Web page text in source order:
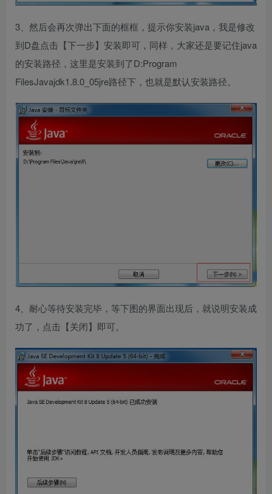
3、然后会再次弹出下面的框框，提示你安装java，我是修改
到D盘点击【下一步】安装即可，同样，大家还是要记住java
的安装路径，这里是安装到了D:Program
FilesJavajdk1.8.0_05jre路径下，也就是默认安装路径。
4、耐心等待安装完毕，等下图的界面出现后，就说明安装成
功了，点击【关闭】即可。